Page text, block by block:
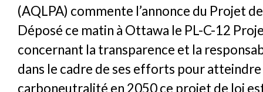
(AQLPA) commente l’annonce du Projet
Déposé ce matin à Ottawa le PL-C-12
concernant la transparence et la
dans le cadre de ses efforts pour atteindre
carboneutralité en 2050 ce projet de loi